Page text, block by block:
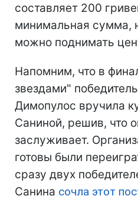
составляет 200
минимальная сумма,
можно поднимать
Напомним, что в
звездами"
Димопулос вручила
Саниной, решив, что
заслуживает.
готовы были
сразу двух
Санина сочла этот